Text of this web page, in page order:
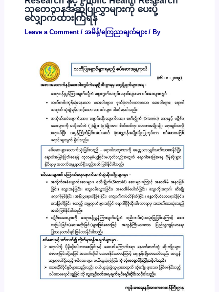
သုတေသနအဆိုပြုလွှာများကို ပေးပို့
လျှောက်ထားကြရန်
Leave a Comment / အမိန့်/ကြေညာချက်များ/ By